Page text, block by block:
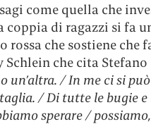
come quella che
coppia di ragazzi si fa
rossa che sostiene che
Schlein che cita
un’altra. / In me ci si
/ Di tutte le bugie
sperare /